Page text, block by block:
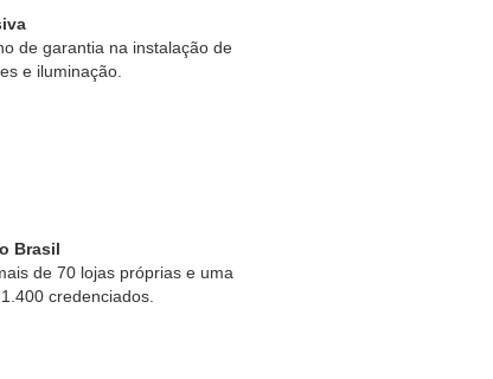
de garantia na instalação de
e iluminação.
Brasil
de 70 lojas próprias e uma
credenciados.